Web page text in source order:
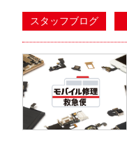
スタッフブログ